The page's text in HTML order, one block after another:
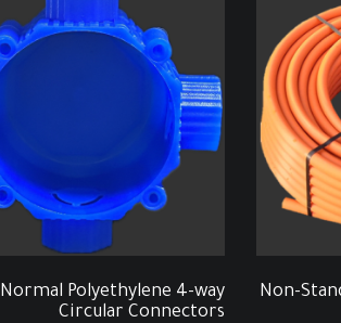
Non-
Normal Polyethylene 4-way
Circular Connectors